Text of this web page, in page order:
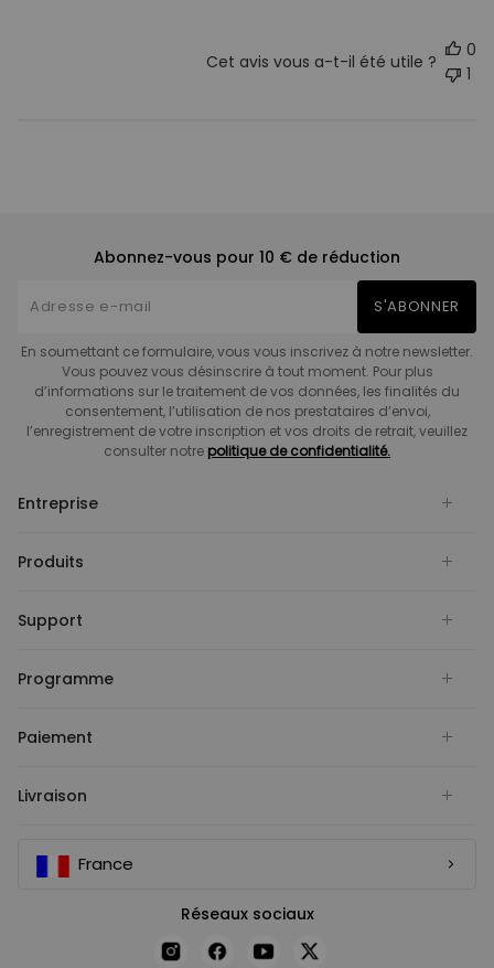
Cet avis vous a-t-il été utile ?
0
1
Abonnez-vous pour 10 € de réduction
S'ABONNER
En soumettant ce formulaire, vous vous inscrivez à notre newsletter.
Vous pouvez vous désinscrire à tout moment. Pour plus
d’informations sur le traitement de vos données, les finalités du
consentement, l’utilisation de nos prestataires d’envoi,
l’enregistrement de votre inscription et vos droits de retrait, veuillez
consulter notre politique de confidentialité.
Entreprise
Produits
Support
Programme
Paiement
Livraison
France
Réseaux sociaux